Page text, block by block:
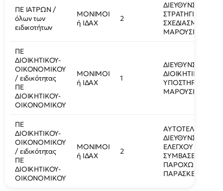
ΠΕ ΙΑΤΡΩΝ /
όλων των
ειδικοτήτων
ΜΟΝΙΜΟΙ
ή ΙΔΑΧ
2
ΔΙΕΥΘΥΝΣΗ
ΣΤΡΑΤΗΓΙΚΟΥ
ΣΧΕΔΙΑΣΜΟΥ/
ΜΑΡΟΥΣΙ
ΠΕ
ΔΙΟΙΚΗΤΙΚΟΥ-
ΟΙΚΟΝΟΜΙΚΟΥ
/ ειδικότητας
ΠΕ
ΔΙΟΙΚΗΤΙΚΟΥ-
ΟΙΚΟΝΟΜΙΚΟΥ
ΜΟΝΙΜΟΙ
ή ΙΔΑΧ
1
ΔΙΕΥΘΥΝΣΗ
ΔΙΟΙΚΗΤΙΚΗΣ
ΥΠΟΣΤΗΡΙΞΗΣ/
ΜΑΡΟΥΣΙ
ΠΕ
ΔΙΟΙΚΗΤΙΚΟΥ-
ΟΙΚΟΝΟΜΙΚΟΥ
/ ειδικότητας
ΠΕ
ΔΙΟΙΚΗΤΙΚΟΥ-
ΟΙΚΟΝΟΜΙΚΟΥ
ΜΟΝΙΜΟΙ
ή ΙΔΑΧ
2
ΑΥΤΟΤΕΛΗΣ
ΔΙΕΥΘΥΝΣΗ
ΕΛΕΓΧΟΥ
ΣΥΜΒΑΣΕΩΝ ΚΑΙ
ΠΑΡΟΧΩΝ/ΑΓΙΑ
ΠΑΡΑΣΚΕΥΗ